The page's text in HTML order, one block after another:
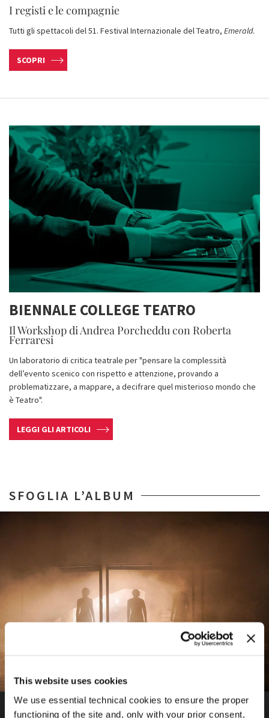
This website uses cookies
We use essential technical cookies to ensure the proper
functioning of the site and, only with your prior consent,
I registi e le compagnie
Tutti gli spettacoli del 51. Festival Internazionale del Teatro, Emerald.
SCOPRI
BIENNALE COLLEGE TEATRO
Il Workshop di Andrea Porcheddu con Roberta
Ferraresi
Un laboratorio di critica teatrale per "pensare la complessità
dell’evento scenico con rispetto e attenzione, provando a
problematizzare, a mappare, a decifrare quel misterioso mondo che
è Teatro".
LEGGI GLI ARTICOLI
SFOGLIA L’ALBUM
BIENNALE TEATRO 2023